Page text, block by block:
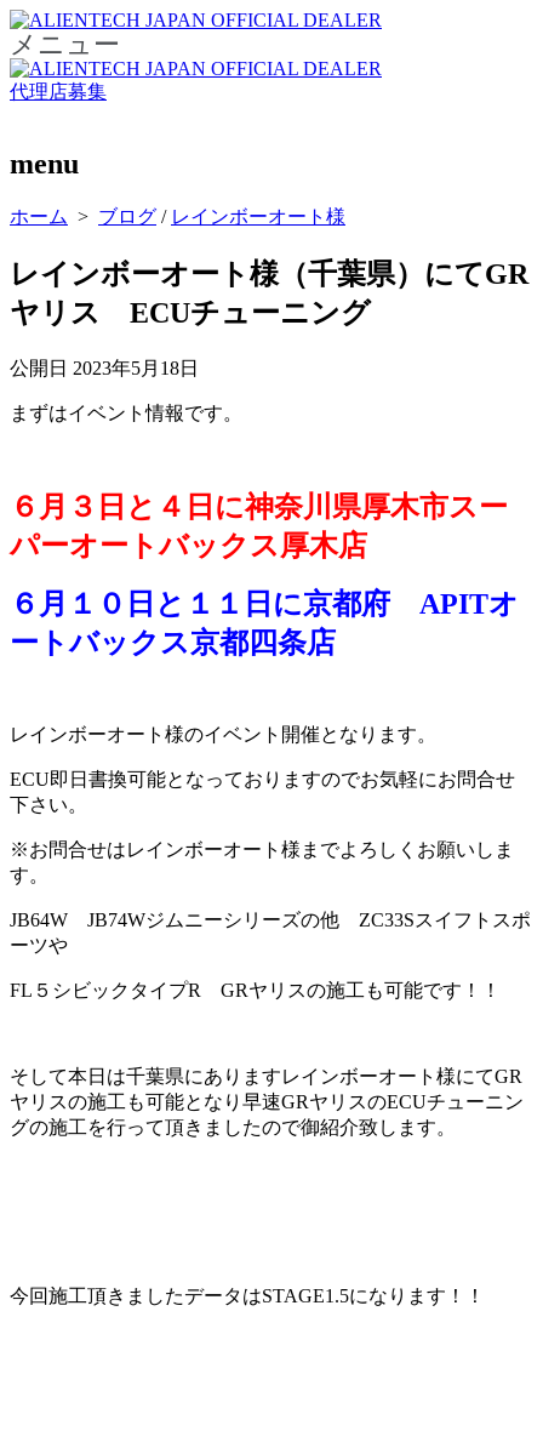
メニュー
代理店募集
menu
ホーム > ブログ / レインボーオート様
レインボーオート様（千葉県）にてGR
ヤリス ECUチューニング
公開日 2023年5月18日
まずはイベント情報です。
６月３日と４日に神奈川県厚木市スー
パーオートバックス厚木店
６月１０日と１１日に京都府 APITオ
ートバックス京都四条店
レインボーオート様のイベント開催となります。
ECU即日書換可能となっておりますのでお気軽にお問合せ
下さい。
※お問合せはレインボーオート様までよろしくお願いしま
す。
JB64W JB74Wジムニーシリーズの他 ZC33Sスイフトスポ
ーツや
FL５シビックタイプR GRヤリスの施工も可能です！！
そして本日は千葉県にありますレインボーオート様にてGR
ヤリスの施工も可能となり早速GRヤリスのECUチューニン
グの施工を行って頂きましたので御紹介致します。
今回施工頂きましたデータはSTAGE1.5になります！！